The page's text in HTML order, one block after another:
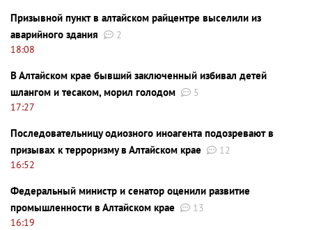
Призывной пункт в алтайском райцентре выселили из
аварийного здания
2
18:08
В Алтайском крае бывший заключенный избивал детей
шлангом и тесаком, морил голодом
5
17:27
Последовательницу одиозного иноагента подозревают в
призывах к терроризму в Алтайском крае
12
16:52
Федеральный министр и сенатор оценили развитие
промышленности в Алтайском крае
13
16:19